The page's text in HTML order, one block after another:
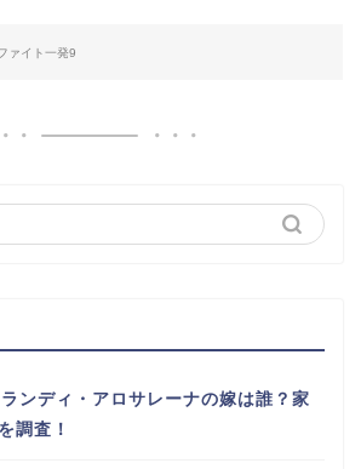
ァイト一発9
ランディ・アロサレーナの嫁は誰？家
調査！